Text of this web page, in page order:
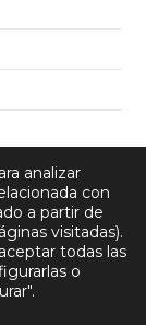
26, 26008 -
analizar
con
a partir de
visitadas).
todas las
o